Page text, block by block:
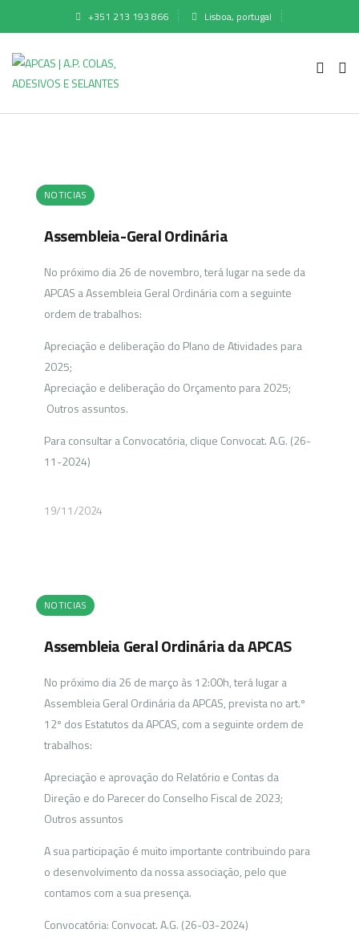
+351 213 193 866 Lisboa, portugal
NOTICIAS
Assembleia-Geral Ordinária
No próximo dia 26 de novembro, terá lugar na sede da
APCAS a Assembleia Geral Ordinária com a seguinte
ordem de trabalhos:
Apreciação e deliberação do Plano de Atividades para
2025;
Apreciação e deliberação do Orçamento para 2025;
Outros assuntos.
Para consultar a Convocatória, clique Convocat. A.G. (26-
11-2024)
19/11/2024
NOTICIAS
Assembleia Geral Ordinária da APCAS
No próximo dia 26 de março às 12:00h, terá lugar a
Assembleia Geral Ordinária da APCAS, prevista no art.º
12º dos Estatutos da APCAS, com a seguinte ordem de
trabalhos:
Apreciação e aprovação do Relatório e Contas da
Direção e do Parecer do Conselho Fiscal de 2023;
Outros assuntos
A sua participação é muito importante contribuindo para
o desenvolvimento da nossa associação, pelo que
contamos com a sua presença.
Convocatória: Convocat. A.G. (26-03-2024)